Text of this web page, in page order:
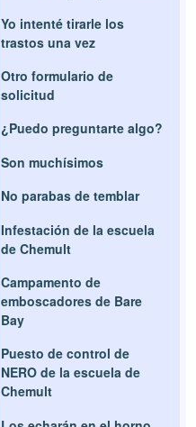
Yo intenté tirarle los
trastos una vez
Otro formulario de
solicitud
¿Puedo preguntarte algo?
Son muchísimos
No parabas de temblar
Infestación de la escuela
de Chemult
Campamento de
emboscadores de Bare
Bay
Puesto de control de
NERO de la escuela de
Chemult